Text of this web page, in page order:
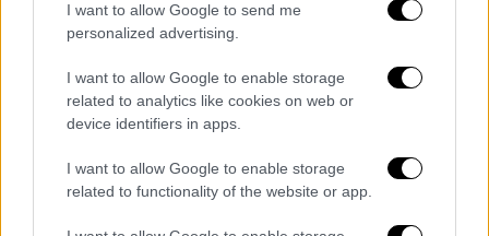
I want to allow Google to send me
personalized advertising.
I want to allow Google to enable storage
related to analytics like cookies on web or
device identifiers in apps.
I want to allow Google to enable storage
related to functionality of the website or app.
Η χαρά της ημέρας, ήταν έτσι διπλή για τους
φίλους και τους συγγενείς της Έλενας, αφού
η νεαρή δεν έφυγε μόνο με πτυχίο στο χέρι
αλλά και με…μονόπετρο!